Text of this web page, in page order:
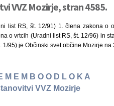
VVZ Mozirje, stran 4585.
list RS, št. 12/91) 1. člena zakona o
o vrtcih (Uradni list RS, št. 12/96) in
95) je Občinski svet občine Mozirje na
M E M B O O D L O K A
VVZ Mozirje